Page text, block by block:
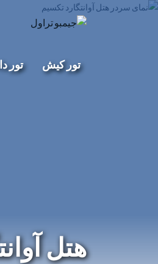
تور کیش تور
هتل